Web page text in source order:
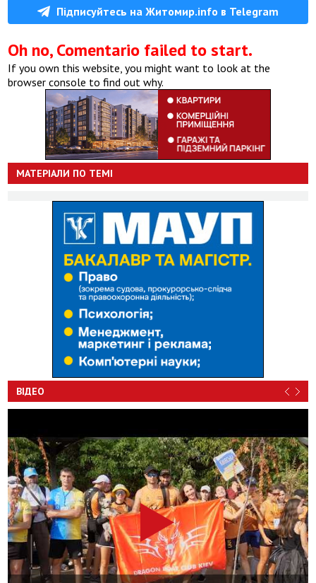
Підписуйтесь на Житомир.info в Telegram
Oh no, Comentario failed to start.
If you own this website, you might want to look at the
browser console to find out why.
МАТЕРІАЛИ ПО ТЕМІ
ВІДЕО